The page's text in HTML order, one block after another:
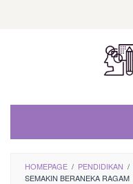
HOMEPAGE / PENDIDIKAN /
SEMAKIN BERANEKA RAGAM